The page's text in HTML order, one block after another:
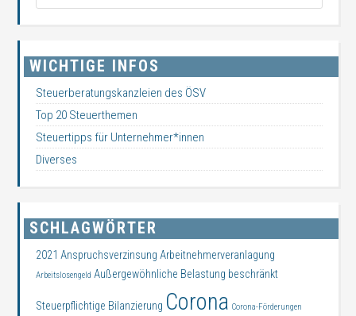
WICHTIGE INFOS
Steuerberatungskanzleien des ÖSV
Top 20 Steuerthemen
Steuertipps für Unternehmer*innen
Diverses
SCHLAGWÖRTER
2021 Anspruchsverzinsung Arbeitnehmerveranlagung
Arbeitslosengeld Außergewöhnliche Belastung beschränkt
Steuerpflichtige Bilanzierung Corona Corona-Förderungen